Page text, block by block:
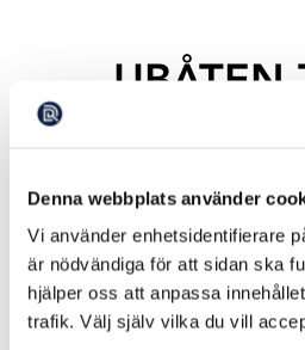
Denna webbplats använder
Vi använder enhetsidentifierare
är nödvändiga för att sidan ska
hjälper oss att anpassa
trafik. Välj själv vilka du vill
UBÅTEN